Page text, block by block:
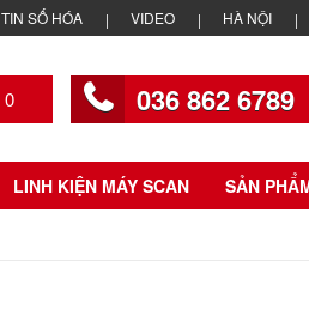
TIN SỐ HÓA VIDEO HÀ NỘI
0 036 862 6789
LINH KIỆN MÁY SCAN SẢN